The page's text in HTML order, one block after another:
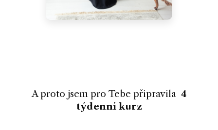
A proto jsem pro Tebe připravila 4
týdenní kurz